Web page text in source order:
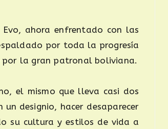
ahora enfrentado con las
por toda la progresía
por la gran patronal boliviana.
el mismo que lleva casi dos
designio, hacer desaparecer
su cultura y estilos de vida a